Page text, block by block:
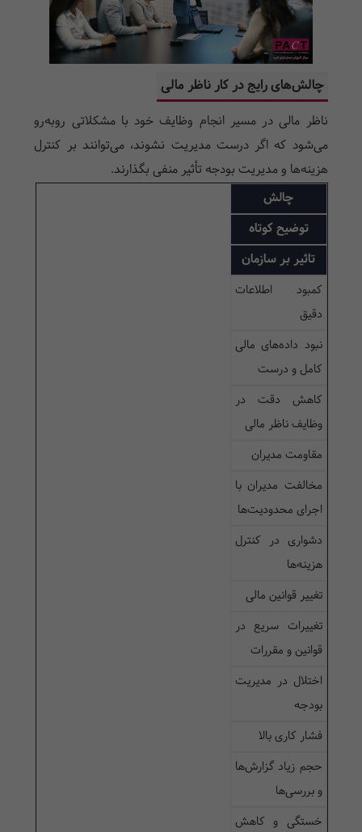
چالش‌های رایج در کار ناظر مالی
ناظر مالی در مسیر انجام وظایف خود با مشکلاتی روبه‌رو
می‌شود که اگر درست مدیریت نشوند، می‌توانند بر کنترل
هزینه‌ها و مدیریت بودجه تأثیر منفی بگذارند.
چالش
توضیح کوتاه
تاثیر بر سازمان
کمبود اطلاعات
دقیق
نبود داده‌های مالی
کامل و درست
کاهش دقت در
وظایف ناظر مالی
مقاومت مدیران
مخالفت مدیران با
اجرای محدودیت‌ها
دشواری در کنترل
هزینه‌ها
تغییر قوانین مالی
تغییرات سریع در
قوانین و مقررات
اختلال در مدیریت
بودجه
فشار کاری بالا
حجم زیاد گزارش‌ها
و بررسی‌ها
خستگی و کاهش